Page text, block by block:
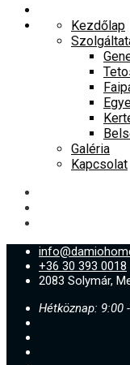
Kezdőlap
Galéria
Kapcsolat
+36 30 393 0018
2083 Solymár,
Hétköznap: 9:00